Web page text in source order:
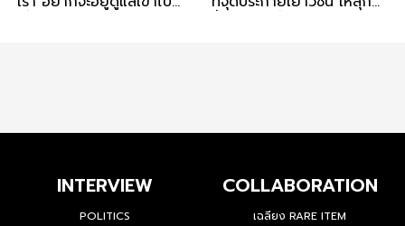
INTERVIEW
POLITICS
COLLABORATION
เฉลียง RARE ITEM